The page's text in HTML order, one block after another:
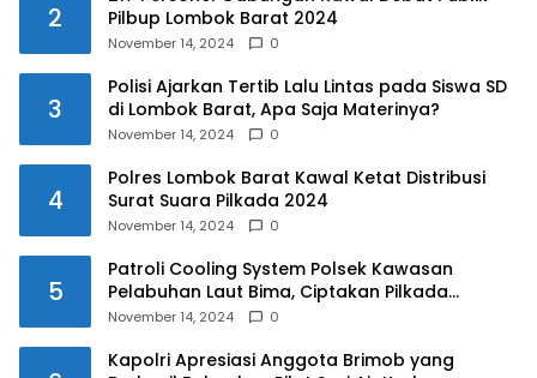
2
Pilbup Lombok Barat 2024
November 14, 2024 0
3
Polisi Ajarkan Tertib Lalu Lintas pada Siswa SD
di Lombok Barat, Apa Saja Materinya?
November 14, 2024 0
4
Polres Lombok Barat Kawal Ketat Distribusi
Surat Suara Pilkada 2024
November 14, 2024 0
5
Patroli Cooling System Polsek Kawasan
Pelabuhan Laut Bima, Ciptakan Pilkada
Serentak 2024 yang Aman dan Damai
November 14, 2024 0
Kapolri Apresiasi Anggota Brimob yang